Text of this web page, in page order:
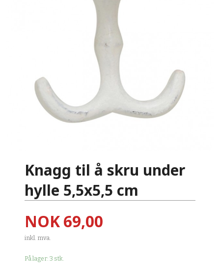
Knagg til å skru under
hylle 5,5x5,5 cm
Pris
NOK69,00
inkl. mva.
På lager: 3 stk.